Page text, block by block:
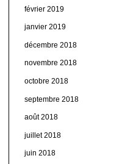
février 2019
janvier 2019
décembre 2018
novembre 2018
octobre 2018
septembre 2018
août 2018
juillet 2018
juin 2018